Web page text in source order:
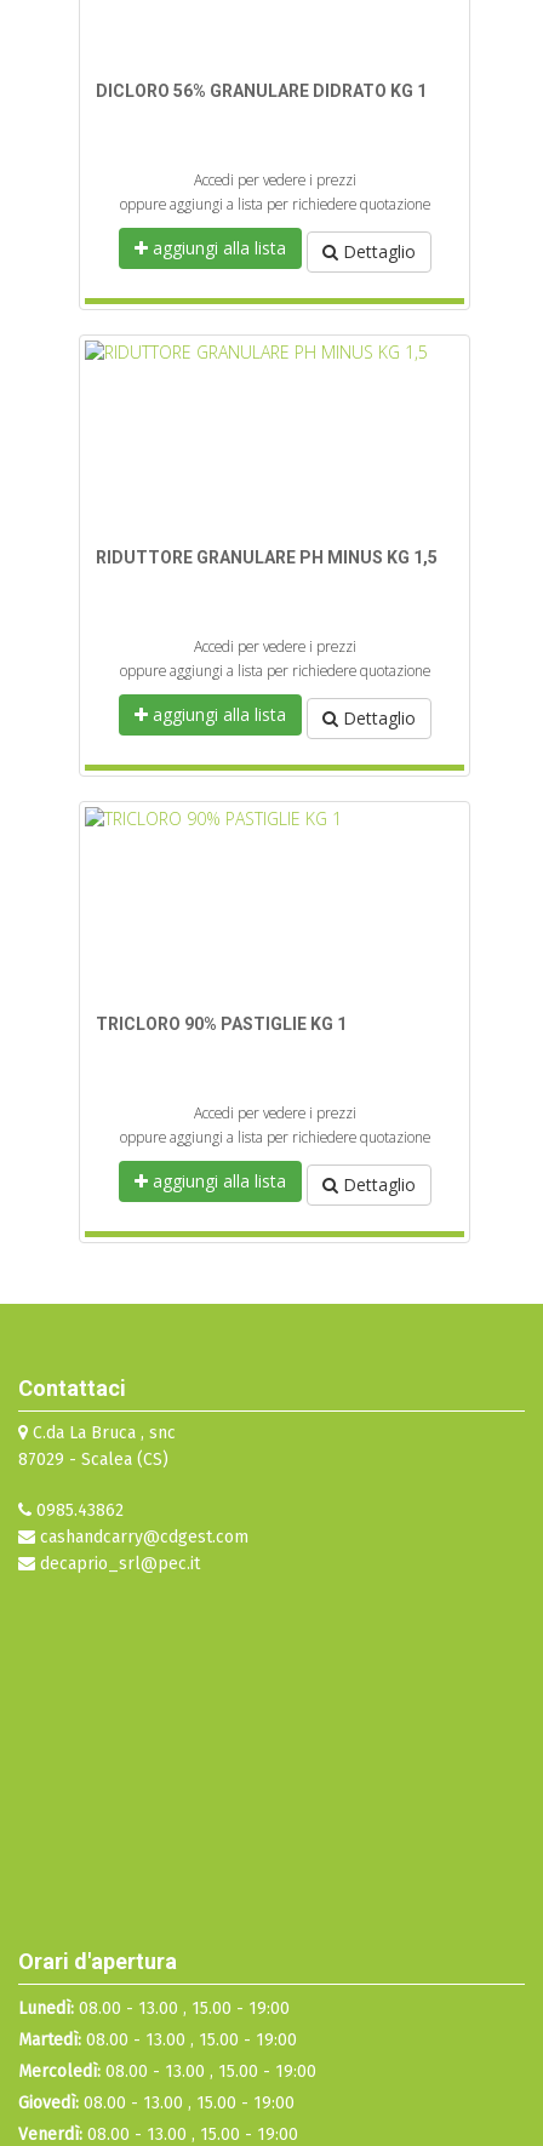
DICLORO 56% GRANULARE DIDRATO KG 1
Accedi per vedere i prezzi
oppure aggiungi a lista per richiedere quotazione
aggiungi alla lista Dettaglio
RIDUTTORE GRANULARE PH MINUS KG 1,5
Accedi per vedere i prezzi
oppure aggiungi a lista per richiedere quotazione
aggiungi alla lista Dettaglio
TRICLORO 90% PASTIGLIE KG 1
Accedi per vedere i prezzi
oppure aggiungi a lista per richiedere quotazione
aggiungi alla lista Dettaglio
Contattaci
C.da La Bruca , snc
87029 - Scalea (CS)
0985.43862
cashandcarry@cdgest.com
decaprio_srl@pec.it
Orari d'apertura
Lunedì: 08.00 - 13.00 , 15.00 - 19:00
Martedì: 08.00 - 13.00 , 15.00 - 19:00
Mercoledì: 08.00 - 13.00 , 15.00 - 19:00
Giovedì: 08.00 - 13.00 , 15.00 - 19:00
Venerdì: 08.00 - 13.00 , 15.00 - 19:00